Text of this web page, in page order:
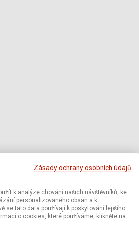
Zásady ochrany osobních údajů
k analýze chování našich návštěvníků, ke
personalizovaného obsah a k
se tato data používají k poskytování lepšího
o cookies, které používáme, klikněte na